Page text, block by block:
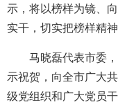
示，将以榜样为镜、
实干，切实把榜样精
马晓磊代表市委，
示祝贺，向全市广大
级党组织和广大党员